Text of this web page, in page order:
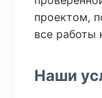
проектом,
все работы
Наши